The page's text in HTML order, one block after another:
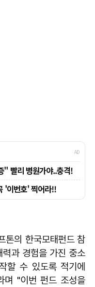
톤의 한국모태펀드 참
과 경험을 가진 중소
할 수 있도록 적기에
며 "이번 펀드 조성을